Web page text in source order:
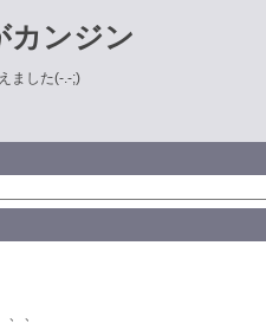
カンジン
ました(-.-;)
、